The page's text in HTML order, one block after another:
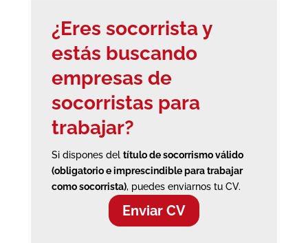
¿Eres socorrista y
estás buscando
empresas de
socorristas para
trabajar?
Si dispones del título de socorrismo válido
(obligatorio e imprescindible para trabajar
como socorrista), puedes enviarnos tu CV.
Enviar CV